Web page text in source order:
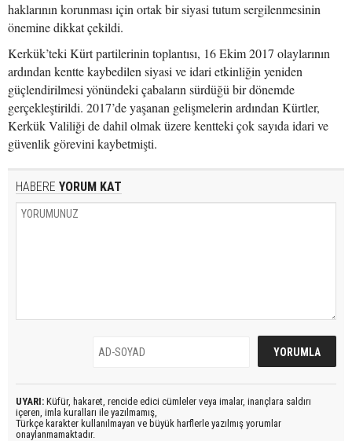
haklarının korunması için ortak bir siyasi tutum sergilenmesinin
önemine dikkat çekildi.
Kerkük’teki Kürt partilerinin toplantısı, 16 Ekim 2017 olaylarının
ardından kentte kaybedilen siyasi ve idari etkinliğin yeniden
güçlendirilmesi yönündeki çabaların sürdüğü bir dönemde
gerçekleştirildi. 2017’de yaşanan gelişmelerin ardından Kürtler,
Kerkük Valiliği de dahil olmak üzere kentteki çok sayıda idari ve
güvenlik görevini kaybetmişti.
HABERE YORUM KAT
UYARI: Küfür, hakaret, rencide edici cümleler veya imalar, inançlara saldırı
içeren, imla kuralları ile yazılmamış,
Türkçe karakter kullanılmayan ve büyük harflerle yazılmış yorumlar
onaylanmamaktadır.